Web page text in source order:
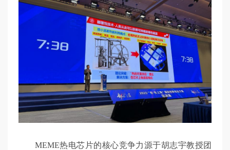
MEME热电芯片的核心竞争力源于胡志宇教授团